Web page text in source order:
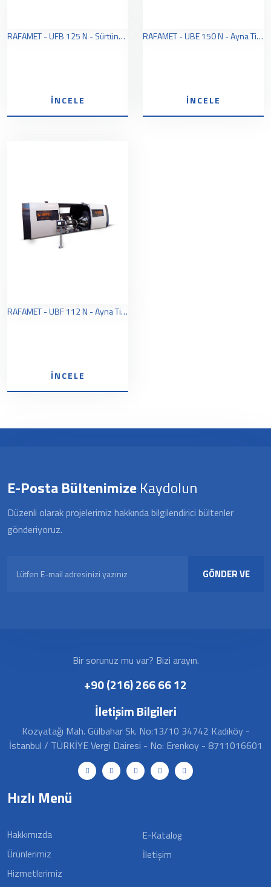
RAFAMET - UFB 125 N - Sürtünme Sürücüsü Tipi Zemin Üstü Tekerlek Torna
İNCELE
RAFAMET - UBE 150 N - Ayna Tipi Zemin Üstü Tekerlek Torna
İNCELE
RAFAMET - UBF 112 N - Ayna Tipi Zemin Üstü Tekerlek Torna
İNCELE
E-Posta BültenimizeKaydolun
Düzenli olarak projelerimiz hakkında bilgilendirici bültenler
gönderiyoruz.
GÖNDER VE
Bir sorunuz mu var? Bizi arayın.
+90 (216) 266 66 12
İletişim Bilgileri
Kozyatağı Mah. Gülbahar Sk. No:13/10 34742 Kadıköy -
İstanbul / TÜRKİYE Vergi Dairesi - No: Erenkoy - 8711016601
Hızlı Menü
Hakkımızda
Ürünlerimiz
Hizmetlerimiz
E-Katalog
İletişim